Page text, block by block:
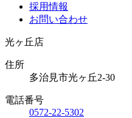
採用情報
お問い合わせ
光ヶ丘店
住所
多治見市光ヶ丘2-30
電話番号
0572-22-5302